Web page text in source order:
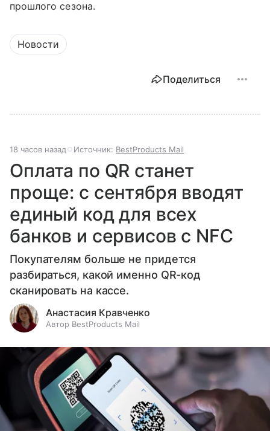
прошлого сезона.
Новости
Поделиться
18 часов назад Источник: BestProducts Mail
Оплата по QR станет
проще: с сентября вводят
единый код для всех
банков и сервисов с NFC
Покупателям больше не придется
разбираться, какой именно QR-код
сканировать на кассе.
Анастасия Кравченко
Автор BestProducts Mail